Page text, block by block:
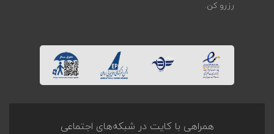
رزرو کن.
همراهی با کایت در شبکه‌های اجتماعی